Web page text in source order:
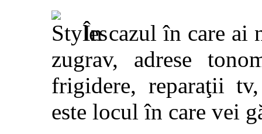
În cazul în care ai
zugrav, adrese
frigidere, reparaţii
este locul în care vei